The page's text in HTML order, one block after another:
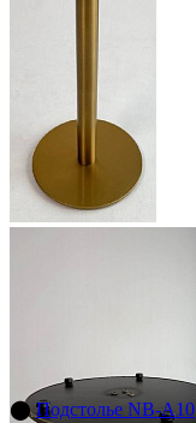
⬤ Подстолье NB-A10